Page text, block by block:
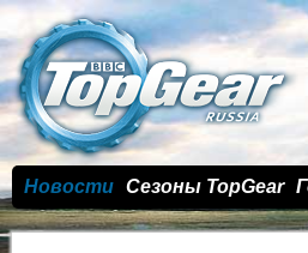
Новости Сезоны TopGear